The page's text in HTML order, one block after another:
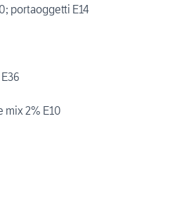
portaoggetti E14
mix 2% E10